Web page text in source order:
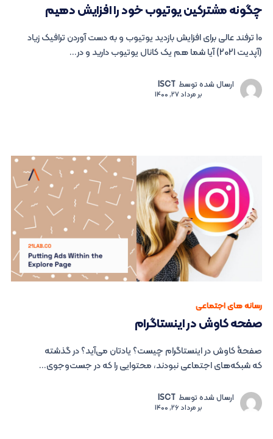
چگونه مشترکین یوتیوب خود را افزایش دهیم
10 ترفند عالی برای افزایش بازدید یوتیوب و به دست آوردن ترافیک زیاد
(آپدیت 2021) آیا شما هم یک کانال یوتیوب دارید و در...
ارسال شده توسط ISCT
برمرداد 27, 1400
رسانه های اجتماعی
صفحه کاوش در اینستاگرام
صفحۀ کاوش در اینستاگرام چیست؟ یادتان می‌آید؟ در گذشته
که شبکه‌های اجتماعی نبودند، محتوایی را که در جست‌وجوی...
ارسال شده توسط ISCT
برمرداد 26, 1400